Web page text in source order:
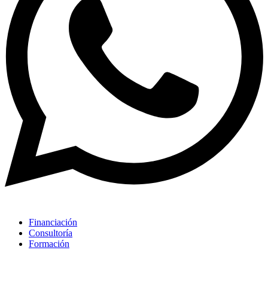
Financiación
Consultoría
Formación